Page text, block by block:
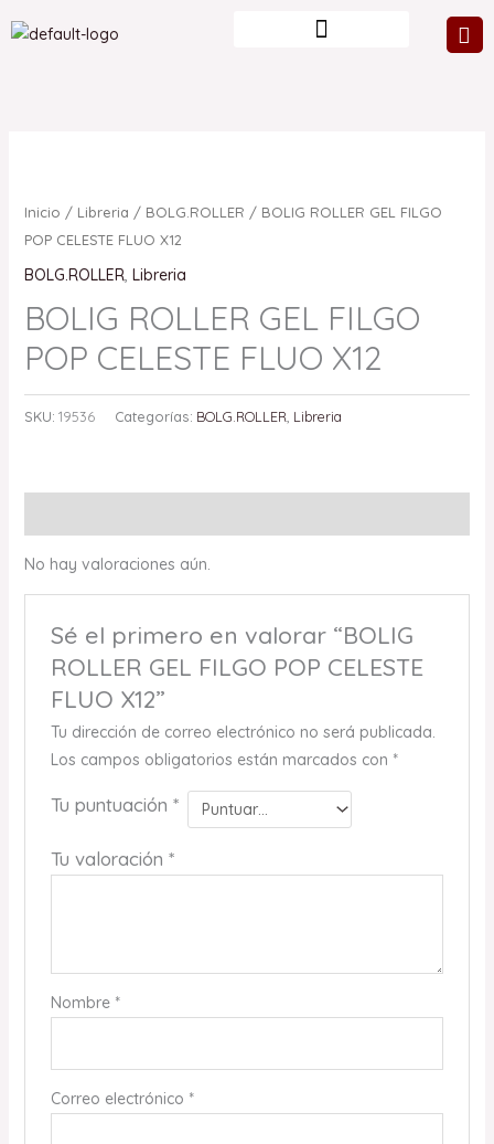
al
Inicio / Libreria / BOLG.ROLLER / BOLIG ROLLER GEL FILGO
POP CELESTE FLUO X12
BOLG.ROLLER, Libreria
BOLIG ROLLER GEL FILGO
POP CELESTE FLUO X12
SKU: 19536 Categorías: BOLG.ROLLER Libreria
No hay valoraciones aún.
Sé el primero en valorar “BOLIG
ROLLER GEL FILGO POP CELESTE
FLUO X12”
Tu dirección de correo electrónico no será publicada.
Los campos obligatorios están marcados con *
Tu puntuación *
Tu valoración *
Nombre *
Correo electrónico *